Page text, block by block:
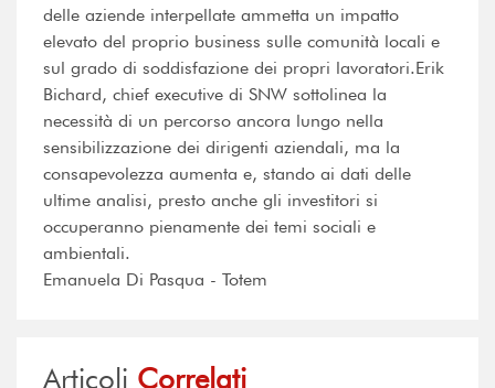
delle aziende interpellate ammetta un impatto
elevato del proprio business sulle comunità locali e
sul grado di soddisfazione dei propri lavoratori.Erik
Bichard, chief executive di SNW sottolinea la
necessità di un percorso ancora lungo nella
sensibilizzazione dei dirigenti aziendali, ma la
consapevolezza aumenta e, stando ai dati delle
ultime analisi, presto anche gli investitori si
occuperanno pienamente dei temi sociali e
ambientali.
Emanuela Di Pasqua - Totem
Articoli Correlati